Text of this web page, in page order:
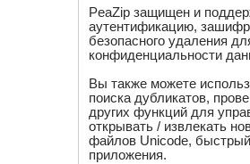
PeaZip защищен и
аутентификацию,
безопасного удаления
конфиденциальности
Вы также можете
поиска дубликатов,
других функций для
открывать / извлекать
файлов Unicode,
приложения.